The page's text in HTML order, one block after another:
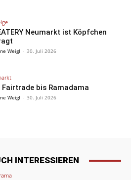
Neumarkt ist Köpfchen
Weigl - 30. Juli 2026
Fairtrade bis Ramadama
Weigl - 30. Juli 2026
INTERESSIEREN